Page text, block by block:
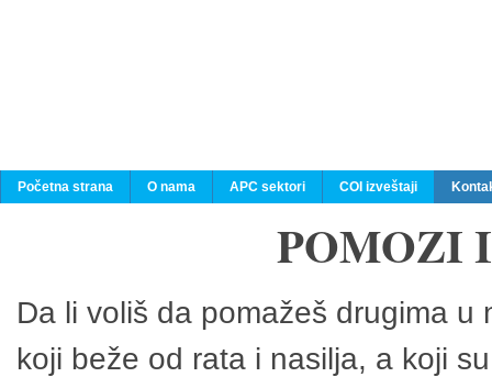
Početna strana O nama APC sektori COI izveštaji
POMOZI
Da li voliš da pomažeš drugima
koji beže od rata i nasilja, a koji